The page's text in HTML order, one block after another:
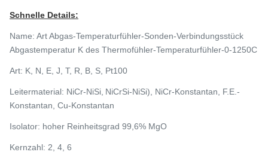
Schnelle Details:
Name: Art Abgas-Temperaturfühler-Sonden-Verbindungsstück
Abgastemperatur K des Thermofühler-Temperaturfühler-0-1250C
Art: K, N, E, J, T, R, B, S, Pt100
Leitermaterial: NiCr-NiSi, NiCrSi-NiSi), NiCr-Konstantan, F.E.-
Konstantan, Cu-Konstantan
Isolator: hoher Reinheitsgrad 99,6% MgO
Kernzahl: 2, 4, 6